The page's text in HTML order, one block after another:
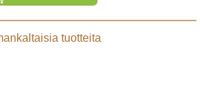
tuotteita